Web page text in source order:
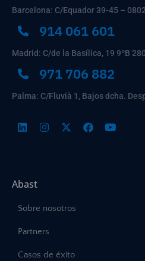
Barcelona: C/Equador 39-45 –
914 061 601
Madrid: C/de la Basílica, 19 9ºB
971 706 882
Palma: C/Fluvià 1, Bajos dcha.
Abast
Sobre nosotros
Partners
Casos de éxito